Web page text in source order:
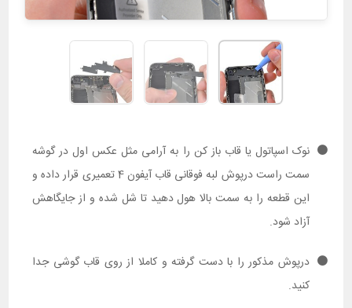
نوک اسپاتول یا قاب باز کن را به آرامی مثل عکس اول در گوشه
سمت راست درپوش لبه فوقانی قاب آیفون 4 تعمیری قرار داده و
این قطعه را به سمت بالا هول دهید تا شل شده و از جایگاهش
آزاد شود.
درپوش مذکور را با دست گرفته و کاملا از روی قاب گوشی جدا
کنید.